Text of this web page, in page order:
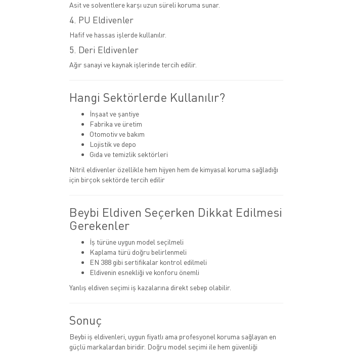
Asit ve solventlere karşı uzun süreli koruma sunar.
4. PU Eldivenler
Hafif ve hassas işlerde kullanılır.
5. Deri Eldivenler
Ağır sanayi ve kaynak işlerinde tercih edilir.
Hangi Sektörlerde Kullanılır?
İnşaat ve şantiye
Fabrika ve üretim
Otomotiv ve bakım
Lojistik ve depo
Gıda ve temizlik sektörleri
Nitril eldivenler özellikle hem hijyen hem de kimyasal koruma sağladığı
için birçok sektörde tercih edilir
Beybi Eldiven Seçerken Dikkat Edilmesi
Gerekenler
İş türüne uygun model seçilmeli
Kaplama türü doğru belirlenmeli
EN 388 gibi sertifikalar kontrol edilmeli
Eldivenin esnekliği ve konforu önemli
Yanlış eldiven seçimi iş kazalarına direkt sebep olabilir.
Sonuç
Beybi iş eldivenleri, uygun fiyatlı ama profesyonel koruma sağlayan en
güçlü markalardan biridir. Doğru model seçimi ile hem güvenliği